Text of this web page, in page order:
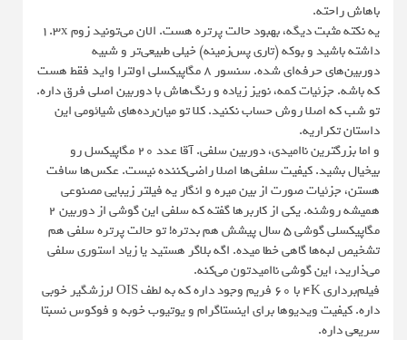
باهاش راحته.
یه نکته مثبت دیگه، بهبود حالت پرتره هست. الان می‌تونید زوم ۱.۳x
داشته باشید و بوکه (تاری پس‌زمینه) خیلی طبیعی‌تر و شبیه
دوربین‌های حرفه‌ای شده. سنسور ۸ مگاپیکسلی اولترا واید فقط هست
که باشه. جزئیات کمه، نویز زیاده و رنگ‌هاش با دوربین اصلی فرق داره.
تو شب که اصلا روش حساب نکنید. کلا تو میان‌رده‌های شیائومی این
داستان تکراریه.
و اما بزرگترین ناامیدی، دوربین سلفی. آقا عدد ۲۰ مگاپیکسل رو
بیخیال بشید. کیفیت سلفی‌ها اصلا راضی‌کننده نیست. عکس‌ها سافت
هستن، جزئیات صورت از بین میره و انگار یه فیلتر زیبایی مصنوعی
همیشه روشنه. یکی از کاربرها گفته که سلفی این گوشی از دوربین ۲
مگاپیکسلی گوشی ۵ سال پیشش هم بدتره! تو حالت پرتره سلفی هم
تشخیص لبه‌ها گاهی خطا میده. اگه بلاگر هستید یا زیاد استوری سلفی
می‌ذارید، این گوشی ناامیدتون می‌کنه.
فیلم‌برداری ۴K با ۶۰ فریم وجود داره که به لطف OIS لرزشگیر خوبی
داره. کیفیت ویدیوها برای اینستاگرام و یوتیوب خوبه و فوکوس نسبتا
سریعی داره.